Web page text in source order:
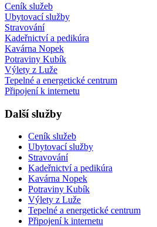
Ceník služeb
Ubytovací služby
Stravování
Kadeřnictví a pedikúra
Kavárna Nopek
Potraviny Kubík
Výlety z Luže
Tepelné a energetické centrum
Připojení k internetu
Další služby
Ceník služeb
Ubytovací služby
Stravování
Kadeřnictví a pedikúra
Kavárna Nopek
Potraviny Kubík
Výlety z Luže
Tepelné a energetické centrum
Připojení k internetu